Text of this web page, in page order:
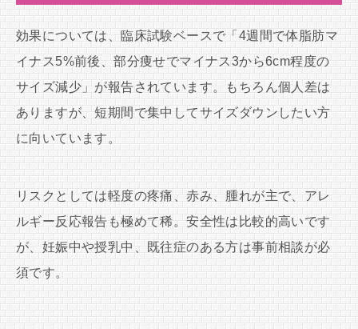
効果については、臨床試験ベースで「4週間で体脂肪マ
イナス5%前後、部分痩せでマイナス3から6cm程度の
サイズ減少」が報告されています。もちろん個人差は
ありますが、短期間で集中してサイズダウンしたい方
に向いています。
リスクとしては軽度の疼痛、赤み、腫れが主で、アレ
ルギー反応報告も極めて稀。安全性は比較的高いです
が、妊娠中や授乳中、既往症のある方は事前相談が必
須です。